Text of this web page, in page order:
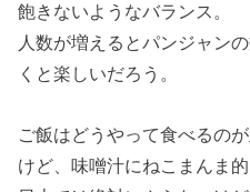
飽きないようなバランス。
人数が増えるとパンジャン
くと楽しいだろう。
ご飯はどうやって食べるの
けど、味噌汁にねこまんま的